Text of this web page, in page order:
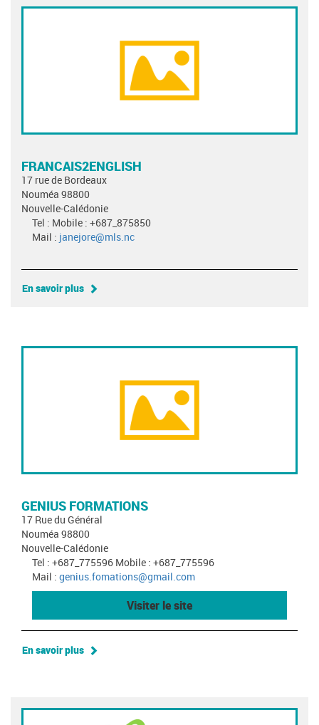
FRANCAIS2ENGLISH
17 rue de Bordeaux
Nouméa 98800
Nouvelle-Calédonie
Tel : Mobile : +687_875850
Mail : janejore@mls.nc
En savoir plus
GENIUS FORMATIONS
17 Rue du Général
Nouméa 98800
Nouvelle-Calédonie
Tel : +687_775596 Mobile : +687_775596
Mail : genius.fomations@gmail.com
Visiter le site
En savoir plus